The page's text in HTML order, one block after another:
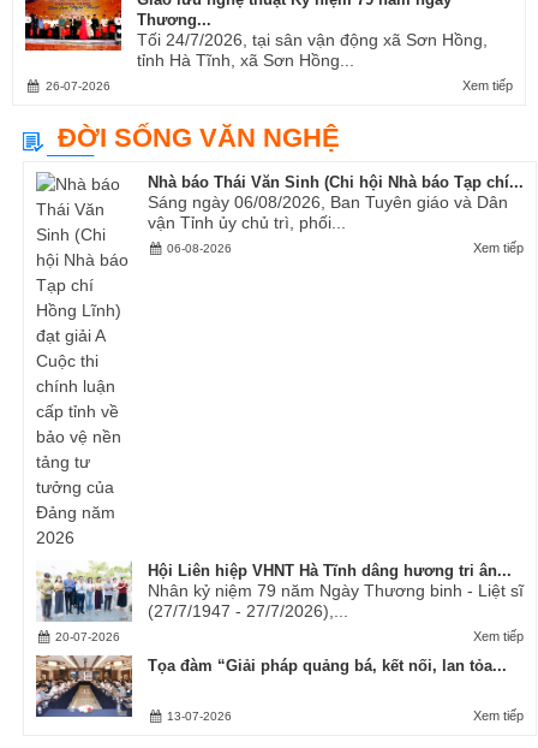
Thương...
Tối 24/7/2026, tại sân vận động xã Sơn Hồng,
tỉnh Hà Tĩnh, xã Sơn Hồng...
Xem tiếp
26-07-2026
ĐỜI SỐNG VĂN NGHỆ
Nhà báo Thái Văn Sinh (Chi hội Nhà báo Tạp chí...
Sáng ngày 06/08/2026, Ban Tuyên giáo và Dân
vận Tỉnh ủy chủ trì, phối...
Xem tiếp
06-08-2026
Hội Liên hiệp VHNT Hà Tĩnh dâng hương tri ân...
Nhân kỷ niệm 79 năm Ngày Thương binh - Liệt sĩ
(27/7/1947 - 27/7/2026),...
Xem tiếp
20-07-2026
Tọa đàm “Giải pháp quảng bá, kết nối, lan tỏa...
Xem tiếp
13-07-2026